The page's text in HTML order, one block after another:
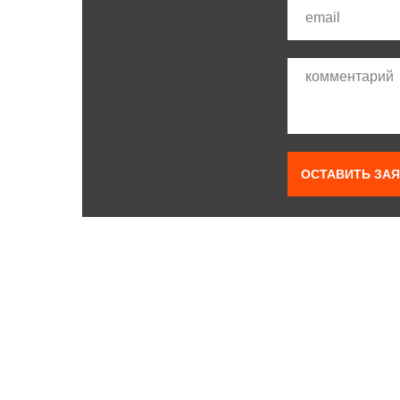
ОСТАВИТЬ